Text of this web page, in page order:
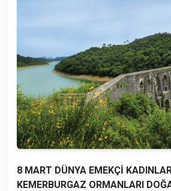
8 MART DÜNYA EMEKÇİ
KEMERBURGAZ ORMANLARI